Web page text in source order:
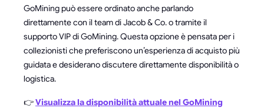
GoMining può essere ordinato anche parlando
direttamente con il team di Jacob & Co. o tramite il
supporto VIP di GoMining. Questa opzione è pensata per i
collezionisti che preferiscono un’esperienza di acquisto più
guidata e desiderano discutere direttamente disponibilità o
logistica.
👉Visualizza la disponibilità attuale nel GoMining